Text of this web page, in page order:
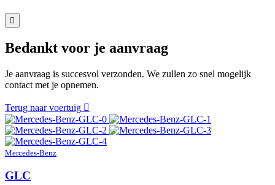
Bedankt voor je aanvraag
Je aanvraag is succesvol verzonden. We zullen zo snel mogelijk
contact met je opnemen.
Terug naar voertuig
Mercedes-Benz
GLC